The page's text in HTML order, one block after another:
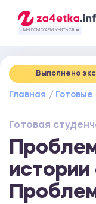
- МЫ ПОМОГАЕМ УЧИТЬСЯ ❤️
Выполнено
Главная
Готовая